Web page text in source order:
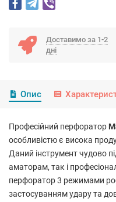
Доставимо за 1-2
дні
Опис
Професійний перфоратор
особливістю є висока
Даний інструмент чудово
аматорам, так і
перфоратор 3 режимами
застосуванням удару та